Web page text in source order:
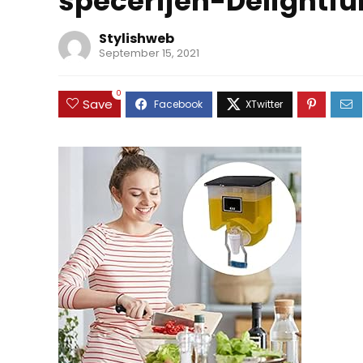
Stylishweb
September 15, 2021
Save
0